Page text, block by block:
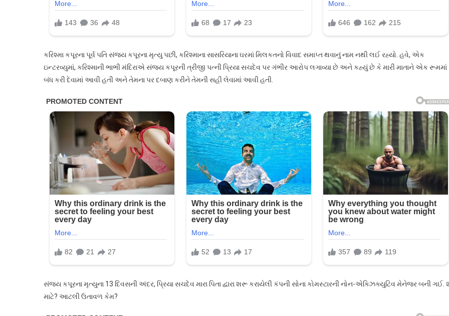
રહી!
કરિશ્મા કપૂરના પૂર્વ પતિ સંજય કપૂરના મૃત્યુ પછી, કરિશ્માના સાસરિયાના ઘરમાં મિલકતનો વિવાદ સમાપ્ત થવાનું નામ નથી લઈ રહ્યો. હવે, એક
ઇન્ટરવ્યુમાં, કરિશ્માની ભાભી મંદિરાએ સંજય કપૂરની ત્રીજી પત્ની પ્રિયા સચદેવ પર ગંભીર આરોપ લગાવ્યા છે અને કહ્યું છે કે મારી માતાને એક રૂમમાં
બંધ કરી દેવામાં આવી હતી અને તેમના પર દબાણ કરીને તેમની સહી લેવામાં આવી હતી.
સંજય કપૂરના મૃત્યુના 13 દિવસની અંદર, પ્રિયા સચદેવ મારા પિતા દ્વારા શરૂ કરાયેલી કંપની સોના કોમસ્ટારની નોન-એક્ઝિક્યુટિવ મેનેજર બની ગઈ.
માટે? આટલી ઉતાવળ કેમ?